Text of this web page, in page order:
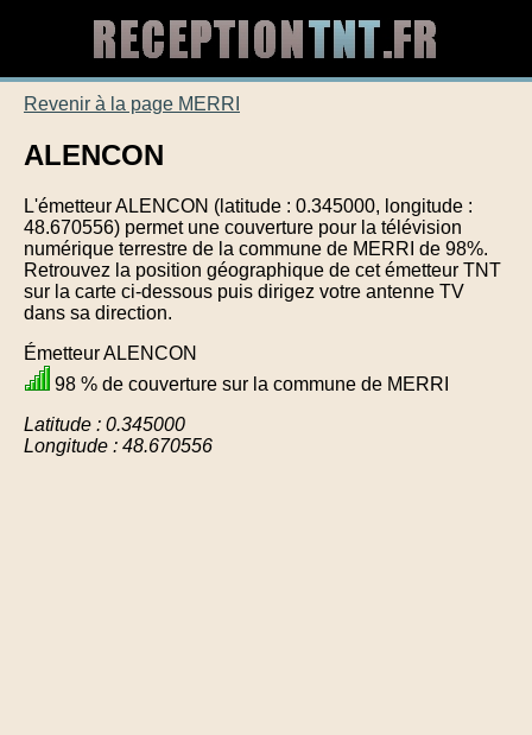
Revenir à la page MERRI
ALENCON
L'émetteur ALENCON (latitude : 0.345000, longitude :
48.670556) permet une couverture pour la télévision
numérique terrestre de la commune de MERRI de 98%.
Retrouvez la position géographique de cet émetteur TNT
sur la carte ci-dessous puis dirigez votre antenne TV
dans sa direction.
Émetteur ALENCON
98 % de couverture sur la commune de MERRI
Latitude : 0.345000
Longitude : 48.670556